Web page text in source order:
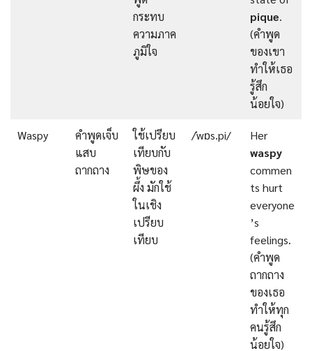
กระทบ
ความภาค
ภูมิใจ
pique.
(คำพูด
ของเขา
ทำให้เธอ
รู้สึก
น้อยใจ)
Waspy
คำพูดเจ็บ
แสบ
ถากถาง
ใช้เปรียบ
เทียบกับ
พิษของ
ผึ้ง มักใช้
ในเชิง
เปรียบ
เทียบ
/ˈwɒs.pi/
Her
waspy
commen
ts hurt
everyone
’s
feelings.
(คำพูด
ถากถาง
ของเธอ
ทำให้ทุก
คนรู้สึก
น้อยใจ)